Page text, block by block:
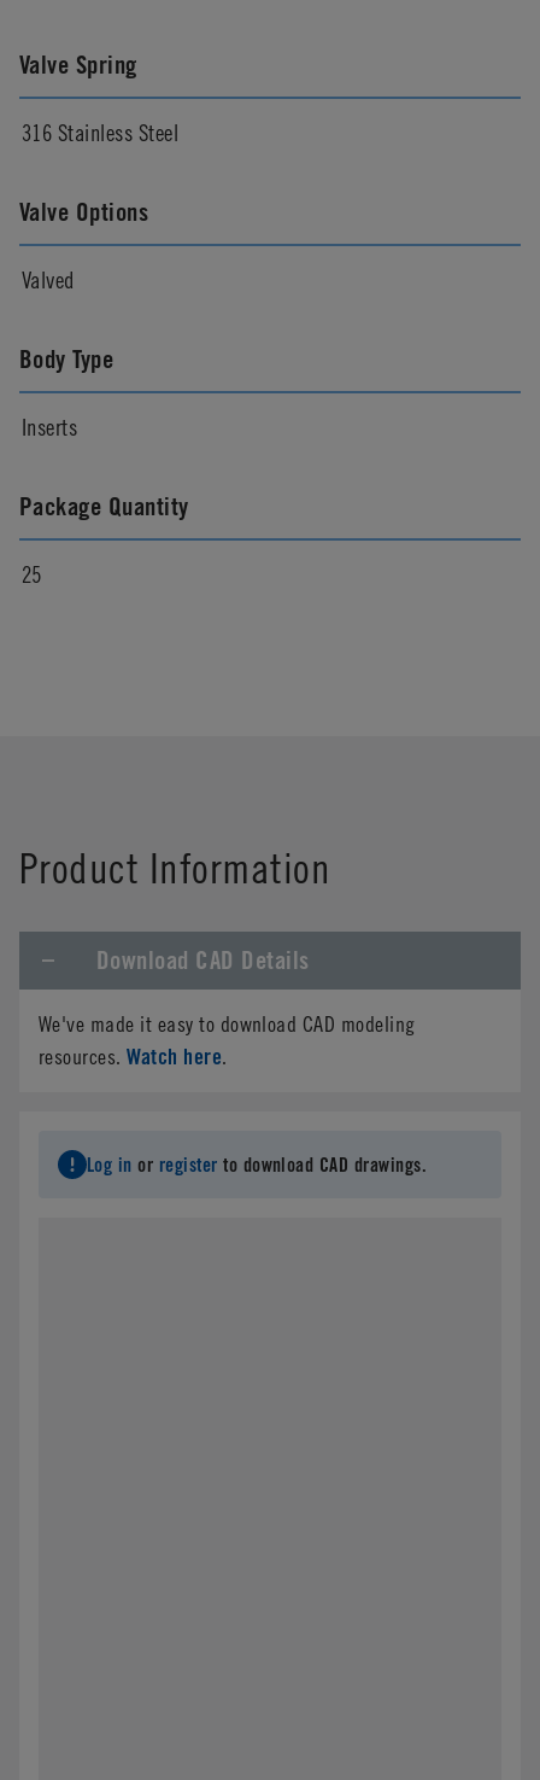
Valve Spring
316 Stainless Steel
Valve Options
Valved
Body Type
Inserts
Package Quantity
25
Product Information
Download CAD Details
We've made it easy to download CAD modeling
resources.Watch here.
Log in or register to download CAD drawings.